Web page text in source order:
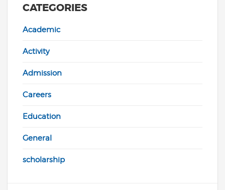
CATEGORIES
Academic
Activity
Admission
Careers
Education
General
scholarship